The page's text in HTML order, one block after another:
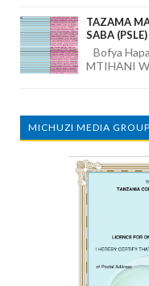
TAZAMA
SABA
Bofya
MTIHANI
MICHUZI MEDIA GROUP